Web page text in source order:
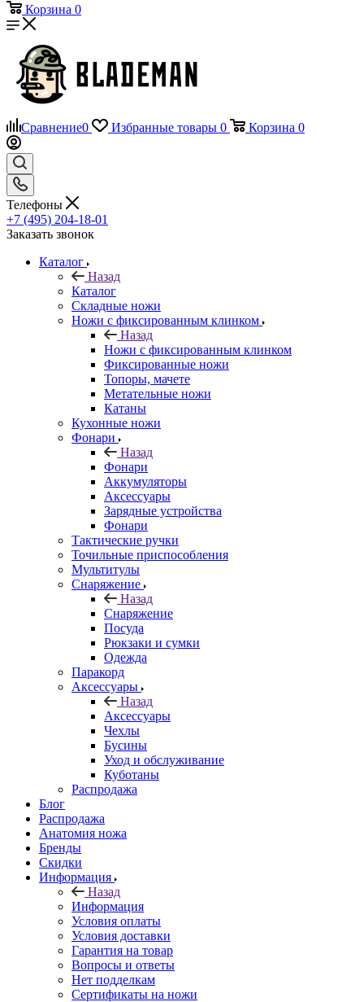
Корзина 0
Сравнение0 Избранные товары 0 Корзина 0
Телефоны
+7 (495) 204-18-01
Заказать звонок
Каталог
Назад
Каталог
Складные ножи
Ножи с фиксированным клинком
Назад
Ножи с фиксированным клинком
Фиксированные ножи
Топоры, мачете
Метательные ножи
Катаны
Кухонные ножи
Фонари
Назад
Фонари
Аккумуляторы
Аксессуары
Зарядные устройства
Фонари
Тактические ручки
Точильные приспособления
Мультитулы
Снаряжение
Назад
Снаряжение
Посуда
Рюкзаки и сумки
Одежда
Паракорд
Аксессуары
Назад
Аксессуары
Чехлы
Бусины
Уход и обслуживание
Куботаны
Распродажа
Блог
Распродажа
Анатомия ножа
Бренды
Скидки
Информация
Назад
Информация
Условия оплаты
Условия доставки
Гарантия на товар
Вопросы и ответы
Нет подделкам
Сертификаты на ножи